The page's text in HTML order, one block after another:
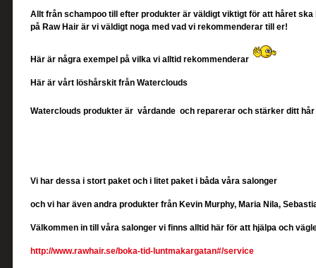
Allt från schampoo till efter produkter är väldigt viktigt för att håret ska
på Raw Hair är vi väldigt noga med vad vi rekommenderar till er!
Här är några exempel på vilka vi alltid rekommenderar
Här är vårt löshårskit från Waterclouds
Waterclouds produkter är vårdande och reparerar och stärker ditt
Vi har dessa i stort paket och i litet paket i båda våra salonger
och vi har även andra produkter från Kevin Murphy, Maria Nila,
Välkommen in till våra salonger vi finns alltid här för att hjälpa och
http://www.rawhair.se/boka-tid-luntmakargatan#/service